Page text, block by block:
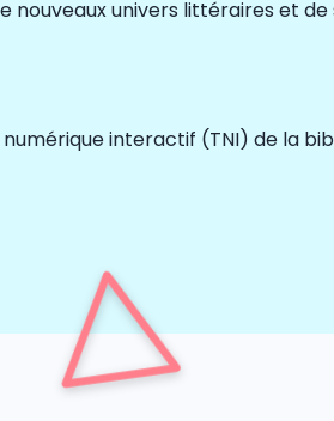
nouveaux univers littéraires et
interactif (TNI) de la